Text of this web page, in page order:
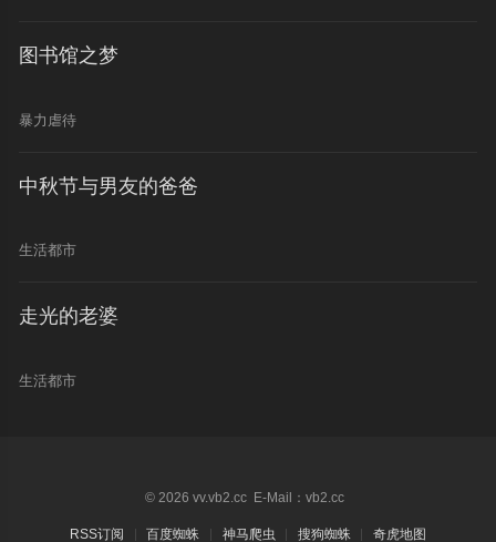
图书馆之梦
暴力虐待
中秋节与男友的爸爸
生活都市
走光的老婆
生活都市
© 2026 vv.vb2.cc E-Mail：vb2.cc
RSS订阅 百度蜘蛛 神马爬虫 搜狗蜘蛛 奇虎地图